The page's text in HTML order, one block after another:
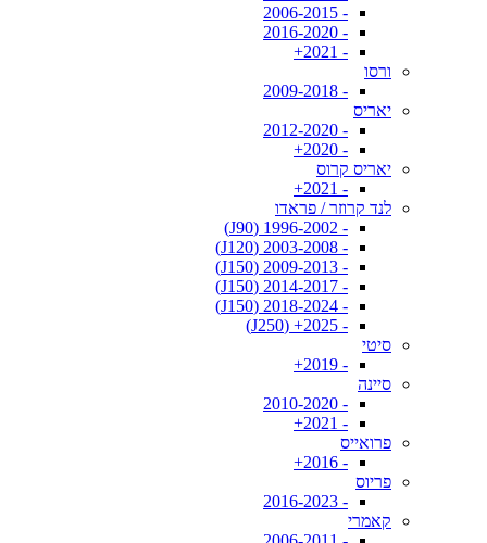
- 2006-2015
- 2016-2020
- 2021+
ורסו
- 2009-2018
יאריס
- 2012-2020
- 2020+
יאריס קרוס
- 2021+
לנד קרוזר / פראדו
- 1996-2002 (J90)
- 2003-2008 (J120)
- 2009-2013 (J150)
- 2014-2017 (J150)
- 2018-2024 (J150)
- 2025+ (J250)
סיטי
- 2019+
סיינה
- 2010-2020
- 2021+
פרואייס
- 2016+
פריוס
- 2016-2023
קאמרי